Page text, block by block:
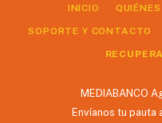
INICIO
SOPORTE Y CONTACTO
MEDIABANCO
Envíanos tu pauta